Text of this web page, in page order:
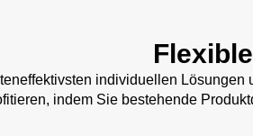
individuellen
indem Sie bestehende